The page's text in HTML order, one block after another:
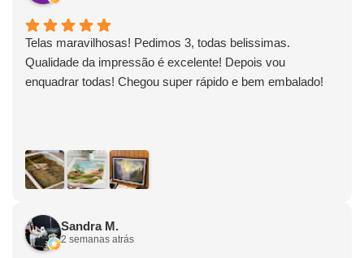
Telas maravilhosas! Pedimos 3, todas belissimas.
Qualidade da impressão é excelente! Depois vou
enquadrar todas! Chegou super rápido e bem embalado!
Sandra M.
2 semanas atrás